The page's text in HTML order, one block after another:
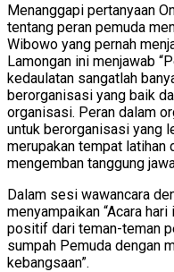
Menanggapi pertanyaan
tentang peran pemuda
Wibowo yang pernah
Lamongan ini menjawab
kedaulatan sangatlah
berorganisasi yang baik
organisasi. Peran dalam
untuk berorganisasi yang
merupakan tempat latihan
mengemban tanggung
Dalam sesi wawancara
menyampaikan “Acara
positif dari teman-teman
sumpah Pemuda dengan
kebangsaan”.